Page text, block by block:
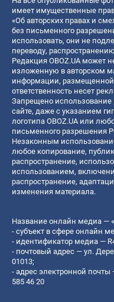
имеет имущественные
«Об авторских правах и
без письменного
использовать, они не
переводу,
Редакция OBOZ.UA может
изложенную в авторском
информации,
ответственность несет
Запрещено
сайте, даже с указанием
логотипа OBOZ.UA или
письменного разрешения
Незаконным
любое копирование,
распространение,
использованием,
распространение,
изменения материала.
Название онлайн медиа —
- субъект в сфере онлайн
- идентификатор медиа —
- почтовый адрес — ул.
01013;
- адрес электронной почты
585 46 20